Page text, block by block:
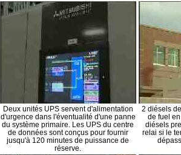
Deux unités UPS servent d'alimentation
d'urgence dans l'éventualité d'une panne
du système primaire. Les UPS du centre
de données sont conçus pour fournir
jusqu'à 120 minutes de puissance de
réserve.
2 diésels
de fuel
diésels
relai si le